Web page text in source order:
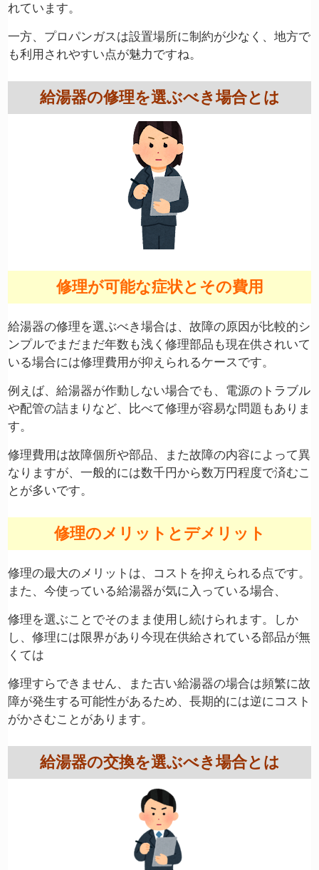
れています。
一方、プロパンガスは設置場所に制約が少なく、地方で
も利用されやすい点が魅力ですね。
給湯器の修理を選ぶべき場合とは
修理が可能な症状とその費用
給湯器の修理を選ぶべき場合は、故障の原因が比較的シ
ンプルでまだまだ年数も浅く修理部品も現在供されいて
いる場合には修理費用が抑えられるケースです。
例えば、給湯器が作動しない場合でも、電源のトラブル
や配管の詰まりなど、比べて修理が容易な問題もありま
す。
修理費用は故障個所や部品、また故障の内容によって異
なりますが、一般的には数千円から数万円程度で済むこ
とが多いです。
修理のメリットとデメリット
修理の最大のメリットは、コストを抑えられる点です。
また、今使っている給湯器が気に入っている場合、
修理を選ぶことでそのまま使用し続けられます。しか
し、修理には限界があり今現在供給されている部品が無
くては
修理すらできません、また古い給湯器の場合は頻繁に故
障が発生する可能性があるため、長期的には逆にコスト
がかさむことがあります。
給湯器の交換を選ぶべき場合とは